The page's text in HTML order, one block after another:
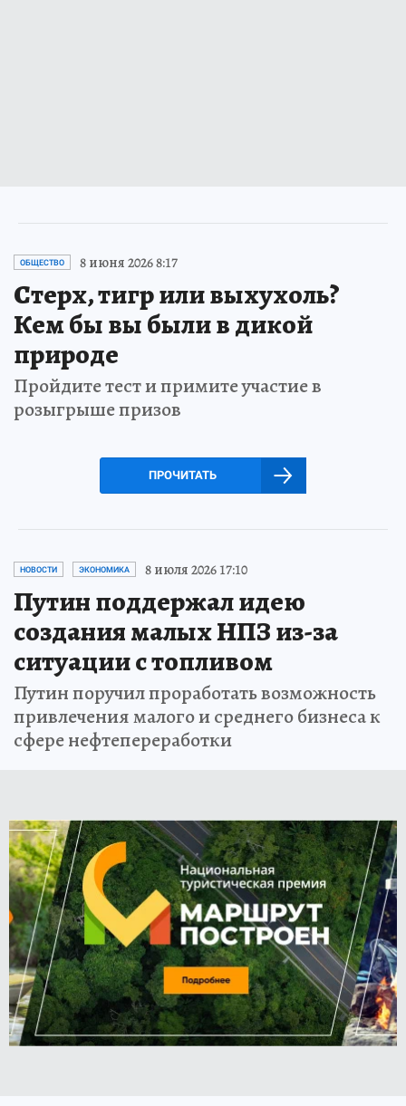
ОБЩЕСТВО 8 июня 2026 8:17
Стерх, тигр или выхухоль?
Кем бы вы были в дикой
природе
Пройдите тест и примите участие в
розыгрыше призов
ПРОЧИТАТЬ
НОВОСТИ ЭКОНОМИКА 8 июля 2026 17:10
Путин поддержал идею
создания малых НПЗ из-за
ситуации с топливом
Путин поручил проработать возможность
привлечения малого и среднего бизнеса к
сфере нефтепереработки